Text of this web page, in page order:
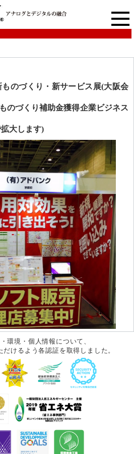
のづくり・新サービス展(大阪会
のづくり補助金獲得企業ビジネス
大します)
環境・個人情報について、
けるよう各認証を取得しました。